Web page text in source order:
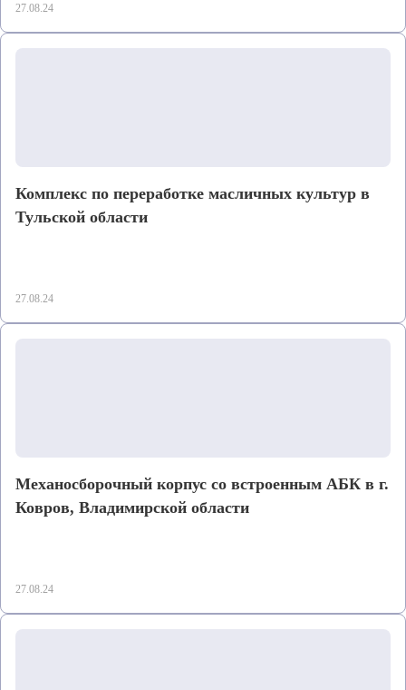
27.08.24
Комплекс по переработке масличных культур в
Тульской области
27.08.24
Механосборочный корпус со встроенным АБК в г.
Ковров, Владимирской области
27.08.24